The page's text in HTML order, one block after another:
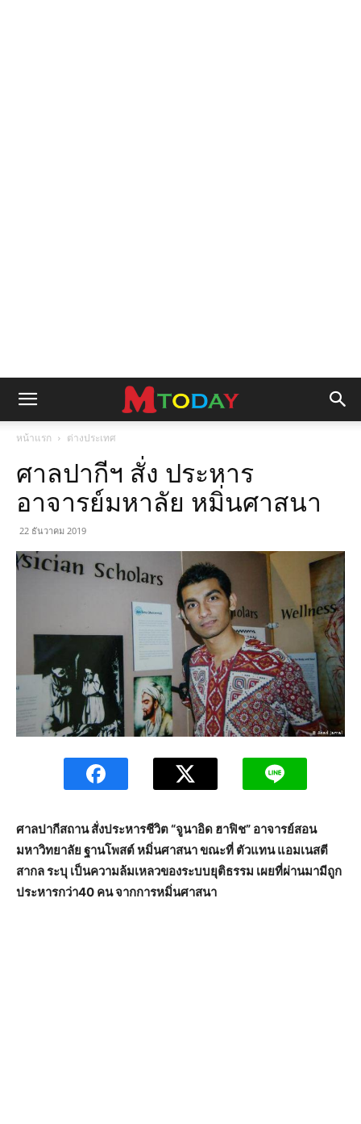
หน้าแรก ต่างประเทศ
ศาลปากีฯ สั่ง ประหาร
อาจารย์มหาลัย หมิ่นศาสนา
22 ธันวาคม 2019
ศาลปากีสถาน สั่งประหารชีวิต “จูนาอิด ฮาฟิช” อาจารย์สอน
มหาวิทยาลัย ฐานโพสต์ หมิ่นศาสนา ขณะที่ ตัวแทน แอมเนสตี
สากล ระบุ เป็นความล้มเหลวของระบบยุติธรรม เผยที่ผ่านมามีถูก
ประหารกว่า40 คน จากการหมิ่นศาสนา